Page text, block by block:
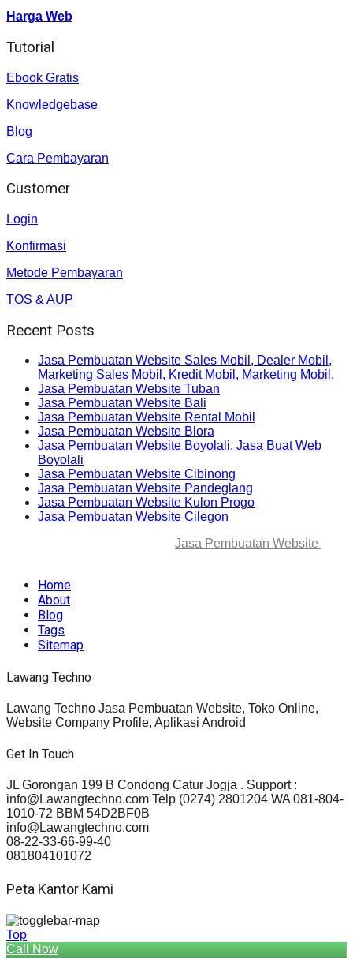
Harga Web
Tutorial
Ebook Gratis
Knowledgebase
Blog
Cara Pembayaran
Customer
Login
Konfirmasi
Metode Pembayaran
TOS & AUP
Recent Posts
Jasa Pembuatan Website Sales Mobil, Dealer Mobil,
Marketing Sales Mobil, Kredit Mobil, Marketing Mobil.
Jasa Pembuatan Website Tuban
Jasa Pembuatan Website Bali
Jasa Pembuatan Website Rental Mobil
Jasa Pembuatan Website Blora
Jasa Pembuatan Website Boyolali, Jasa Buat Web
Boyolali
Jasa Pembuatan Website Cibinong
Jasa Pembuatan Website Pandeglang
Jasa Pembuatan Website Kulon Progo
Jasa Pembuatan Website Cilegon
Jasa Pembuatan Website
Home
About
Blog
Tags
Sitemap
Lawang Techno
Lawang Techno Jasa Pembuatan Website, Toko Online,
Website Company Profile, Aplikasi Android
Get In Touch
JL Gorongan 199 B Condong Catur Jogja . Support :
info@Lawangtechno.com Telp (0274) 2801204 WA 081-804-
1010-72 BBM 54D2BF0B
info@Lawangtechno.com
08-22-33-66-99-40
081804101072
Peta Kantor Kami
Top
Call Now